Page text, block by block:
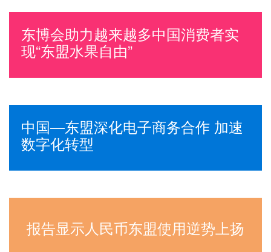
东博会助力越来越多中国消费者实
现“东盟水果自由”
中国—东盟深化电子商务合作 加速
数字化转型
报告显示人民币东盟使用逆势上扬